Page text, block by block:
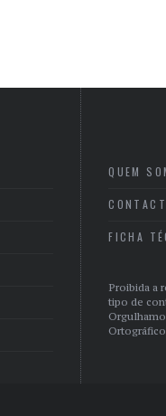
QUEM
FICHA
Proibida a
tipo de